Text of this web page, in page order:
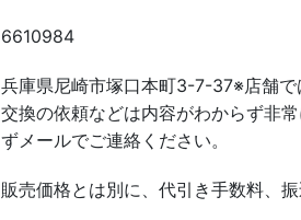
6610984
兵庫県尼崎市塚口本町3-7-37※店舗
交換の依頼などは内容がわからず非
ずメールでご連絡ください。
販売価格とは別に、代引き手数料、